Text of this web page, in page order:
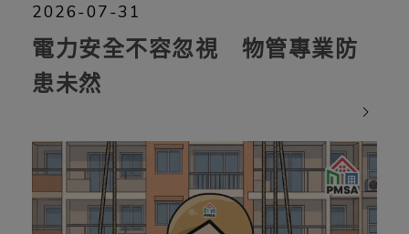
2026-07-31
電力安全不容忽視 物管專業防
患未然